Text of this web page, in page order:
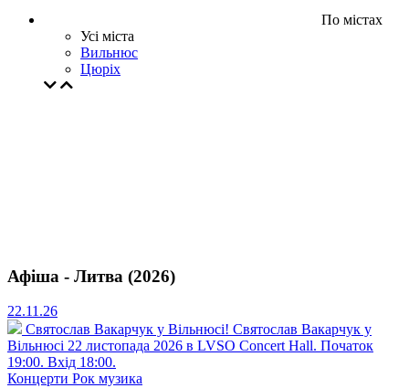
По містах
Усі міста
Вильнюс
Цюрiх
Афіша - Литва (2026)
22.11.26
Святослав Вакарчук у Вільнюсі! Святослав Вакарчук у
Вільнюсі 22 листопада 2026 в LVSO Concert Hall. Початок
19:00. Вхід 18:00.
Концерти Рок музика